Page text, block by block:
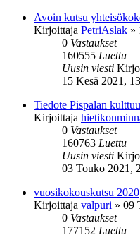
Avoin kutsu
Kirjoittaja PetriAslak »
0 Vastaukset
160555 Luettu
Uusin viesti
15 Kesä 2021,
Tiedote Pispalan
Kirjoittaja
0 Vastaukset
160763 Luettu
Uusin viesti
03 Touko 2021,
vuosikokouskutsu 2020
Kirjoittaja valpuri » 09
0 Vastaukset
177152 Luettu